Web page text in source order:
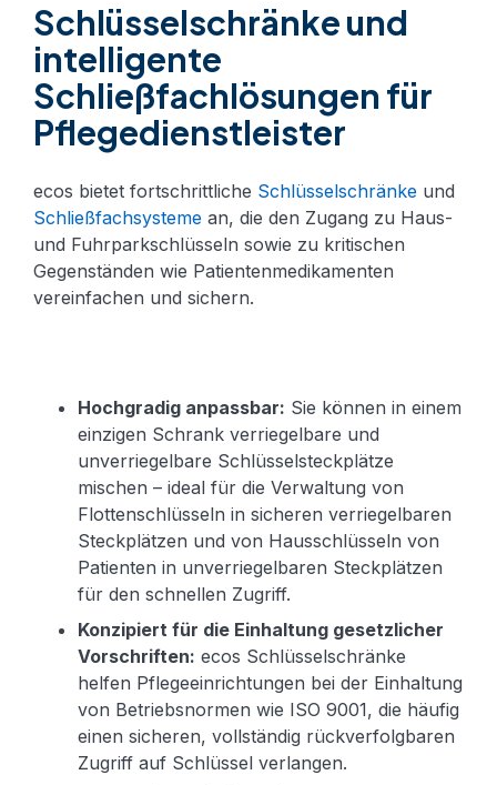
Schlüsselschränke und
intelligente
Schließfachlösungen für
Pflegedienstleister
ecos bietet fortschrittliche Schlüsselschränke und
Schließfachsysteme an, die den Zugang zu Haus-
und Fuhrparkschlüsseln sowie zu kritischen
Gegenständen wie Patientenmedikamenten
vereinfachen und sichern.
Hochgradig anpassbar: Sie können in einem
einzigen Schrank verriegelbare und
unverriegelbare Schlüsselsteckplätze
mischen – ideal für die Verwaltung von
Flottenschlüsseln in sicheren verriegelbaren
Steckplätzen und von Hausschlüsseln von
Patienten in unverriegelbaren Steckplätzen
für den schnellen Zugriff.
Konzipiert für die Einhaltung gesetzlicher
Vorschriften: ecos Schlüsselschränke
helfen Pflegeeinrichtungen bei der Einhaltung
von Betriebsnormen wie ISO 9001, die häufig
einen sicheren, vollständig rückverfolgbaren
Zugriff auf Schlüssel verlangen.